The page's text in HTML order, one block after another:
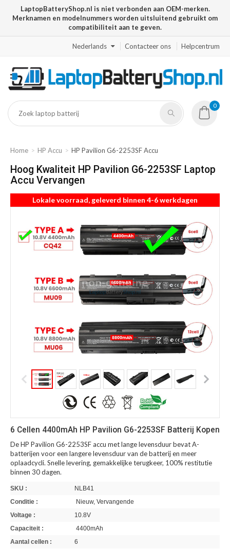
LaptopBatteryShop.nl is niet verbonden aan OEM-merken.
Merknamen en modelnummers worden uitsluitend gebruikt om
compatibiliteit aan te geven.
Nederlands Contacteer ons Helpcentrum
0
Home HP Accu HP Pavilion G6-2253SF Accu
Hoog Kwaliteit HP Pavilion G6-2253SF Laptop
Accu Vervangen
Lokale voorraad, geleverd binnen 4-6 werkdagen
6 Cellen 4400mAh HP Pavilion G6-2253SF Batterij Kopen
De HP Pavilion G6-2253SF accu met lange levensduur bevat A-
batterijen voor een langere levensduur van de batterij en meer
oplaadcycli. Snelle levering, gemakkelijke terugkeer, 100% restitutie
binnen 30 dagen.
SKU :
NLB41
Conditie :
Nieuw, Vervangende
Voltage :
10.8V
Capaciteit :
4400mAh
Aantal cellen :
6